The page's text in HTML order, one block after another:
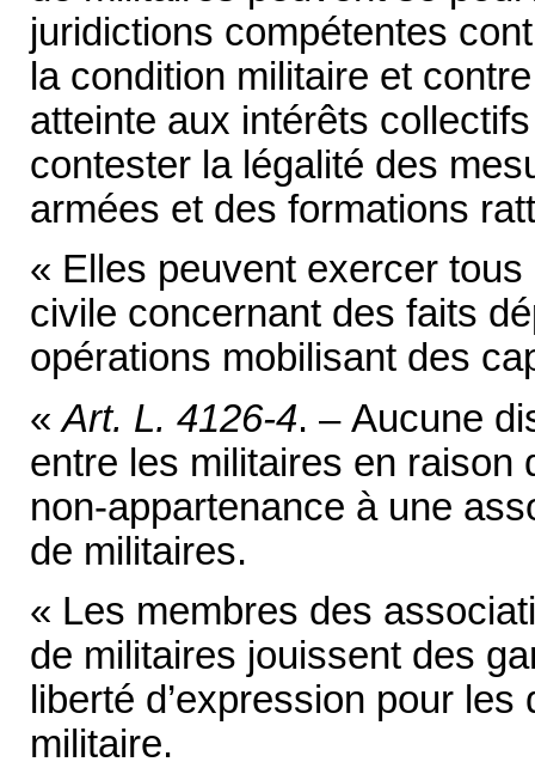
juridictions compétentes
la condition militaire et
atteinte aux intérêts
contester la légalité des
armées et des formations
« Elles peuvent exercer
civile concernant des faits
opérations mobilisant des
«Art. L. 4126-4. – Aucune
entre les militaires en raison
non-appartenance à une
de militaires.
« Les membres des
de militaires jouissent des
liberté d’expression pour
militaire.